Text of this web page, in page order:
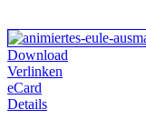
Download
Verlinken
eCard
Details